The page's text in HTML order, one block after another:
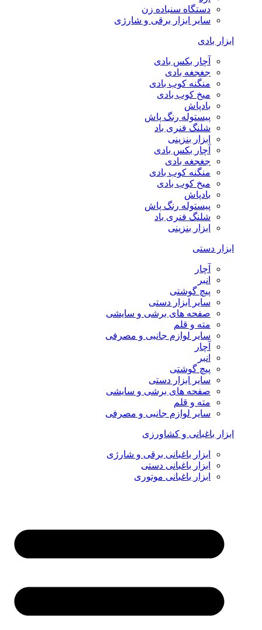
دستگاه سنباده زن
سایر ابزار برقی و شارژی
ابزار بادی
آچار بکس بادی
جغجغه بادی
منگنه کوب بادی
میخ کوب بادی
بادپاش
پیستوله رنگ پاش
شلنگ فنری باد
ابزار بنزینی
آچار بکس بادی
جغجغه بادی
منگنه کوب بادی
میخ کوب بادی
بادپاش
پیستوله رنگ پاش
شلنگ فنری باد
ابزار بنزینی
ابزار دستی
آچار
انبر
پیچ گوشتی
سایر ابزار دستی
صفحه های برشی و سایشی
مته و قلم
سایر لوازم جانبی و مصرفی
آچار
انبر
پیچ گوشتی
سایر ابزار دستی
صفحه های برشی و سایشی
مته و قلم
سایر لوازم جانبی و مصرفی
ابزار باغبانی و کشاورزی
ابزار باغبانی برقی و شارژی
ابزار باغبانی دستی
ابزار باغبانی موتوری